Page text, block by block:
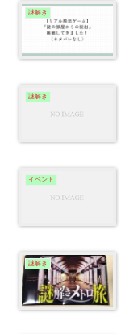
謎解き
謎解き
イベント
謎解き